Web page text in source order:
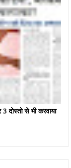
दोस्तो से भी करवाया